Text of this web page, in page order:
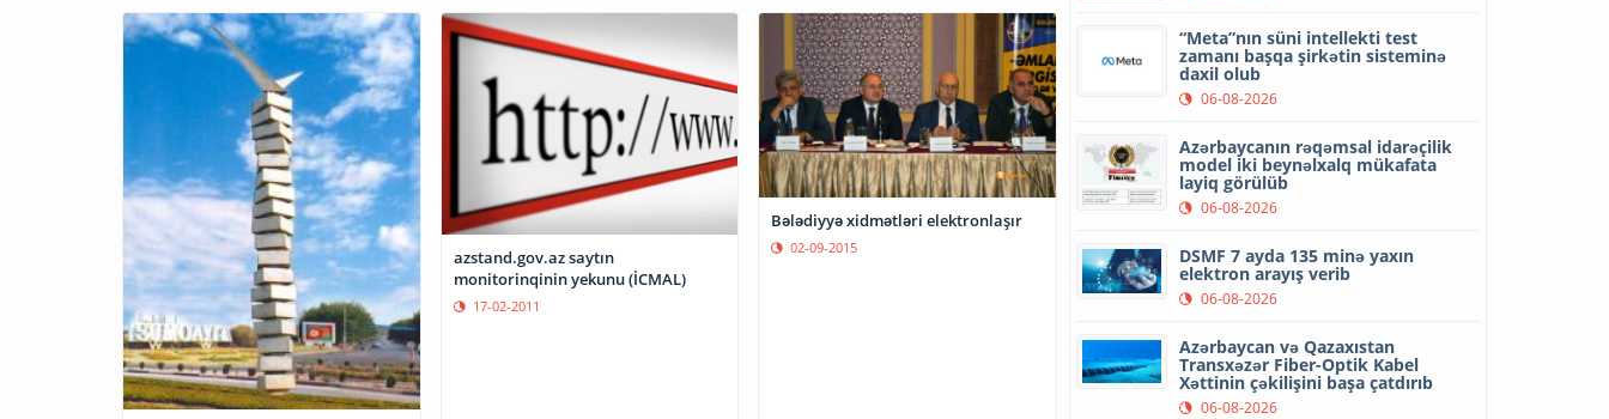
azstand.gov.az saytın
monitorinqinin yekunu (İCMAL)
17-02-2011
Bələdiyyə xidmətləri elektronlaşır
02-09-2015
“Meta”nın süni intellekti test
zamanı başqa şirkətin sisteminə
daxil olub
06-08-2026
Azərbaycanın rəqəmsal idarəçilik
model iki beynəlxalq mükafata
layiq görülüb
06-08-2026
DSMF 7 ayda 135 minə yaxın
elektron arayış verib
06-08-2026
Azərbaycan və Qazaxıstan
Transxəzər Fiber-Optik Kabel
Xəttinin çəkilişini başa çatdırıb
06-08-2026